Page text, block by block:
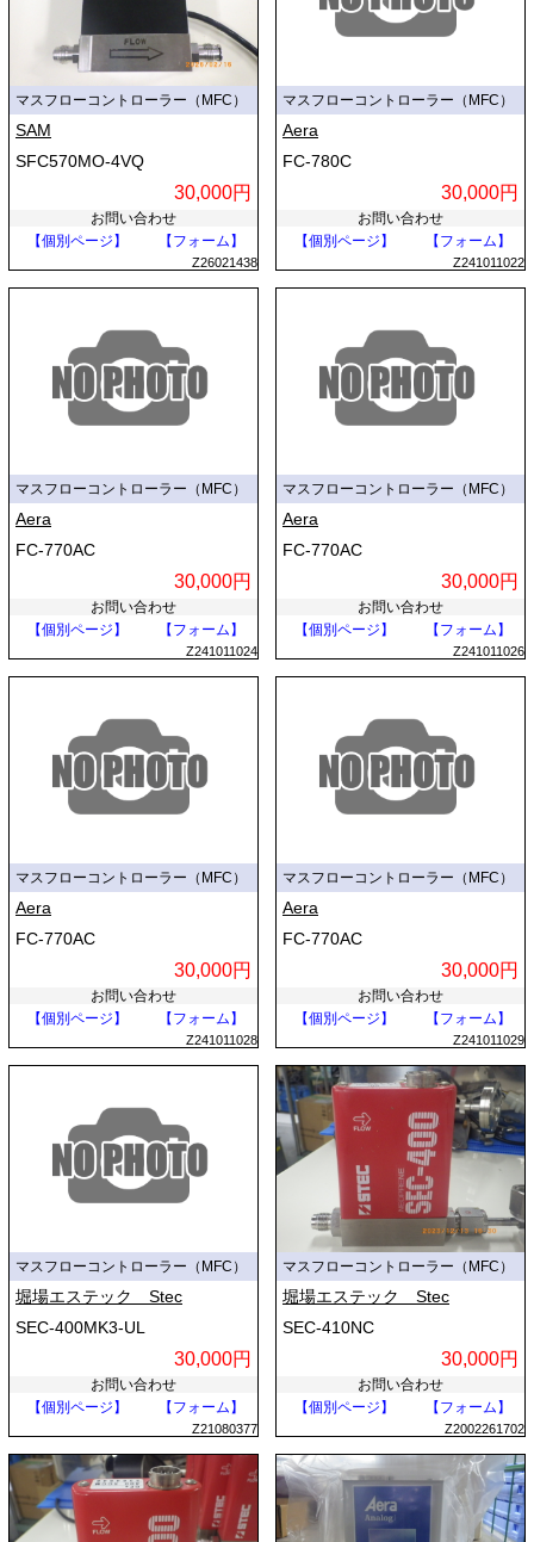
マスフローコントローラー（MFC）
SAM
SFC570MO-4VQ
30,000円
お問い合わせ
【個別ページ】
【フォーム】
Z26021438
マスフローコントローラー（MFC）
Aera
FC-780C
30,000円
お問い合わせ
【個別ページ】
【フォーム】
Z241011022
マスフローコントローラー（MFC）
Aera
FC-770AC
30,000円
お問い合わせ
【個別ページ】
【フォーム】
Z241011024
マスフローコントローラー（MFC）
Aera
FC-770AC
30,000円
お問い合わせ
【個別ページ】
【フォーム】
Z241011026
マスフローコントローラー（MFC）
Aera
FC-770AC
30,000円
お問い合わせ
【個別ページ】
【フォーム】
Z241011028
マスフローコントローラー（MFC）
Aera
FC-770AC
30,000円
お問い合わせ
【個別ページ】
【フォーム】
Z241011029
マスフローコントローラー（MFC）
堀場エステック Stec
SEC-400MK3-UL
30,000円
お問い合わせ
【個別ページ】
【フォーム】
Z21080377
マスフローコントローラー（MFC）
堀場エステック Stec
SEC-410NC
30,000円
お問い合わせ
【個別ページ】
【フォーム】
Z2002261702